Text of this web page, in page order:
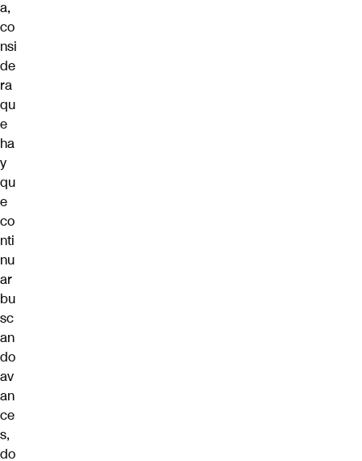
a,
co
nsi
de
ra
qu
e
ha
y
qu
e
co
nti
nu
ar
bu
sc
an
do
av
an
ce
s,
do